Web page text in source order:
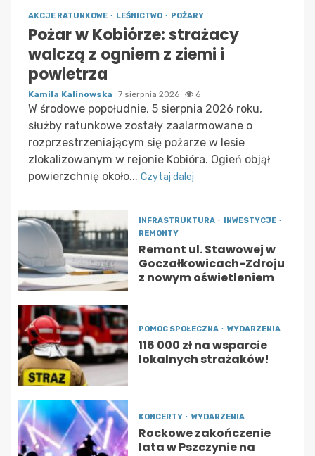
AKCJE RATUNKOWE LEŚNICTWO POŻARY
Pożar w Kobiórze: strażacy
walczą z ogniem z ziemi i
powietrza
Kamila Kalinowska 7 sierpnia 2026 6
W środowe popołudnie, 5 sierpnia 2026 roku,
służby ratunkowe zostały zaalarmowane o
rozprzestrzeniającym się pożarze w lesie
zlokalizowanym w rejonie Kobióra. Ogień objął
powierzchnię około... Czytaj dalej
INFRASTRUKTURA
INWESTYCJE
REMONTY
Remont ul. Stawowej w
Goczałkowicach-Zdroju
z nowym oświetleniem
POMOC SPOŁECZNA WYDARZENIA
116 000 zł na wsparcie
lokalnych strażaków!
KONCERTY WYDARZENIA
Rockowe zakończenie
lata w Pszczynie na